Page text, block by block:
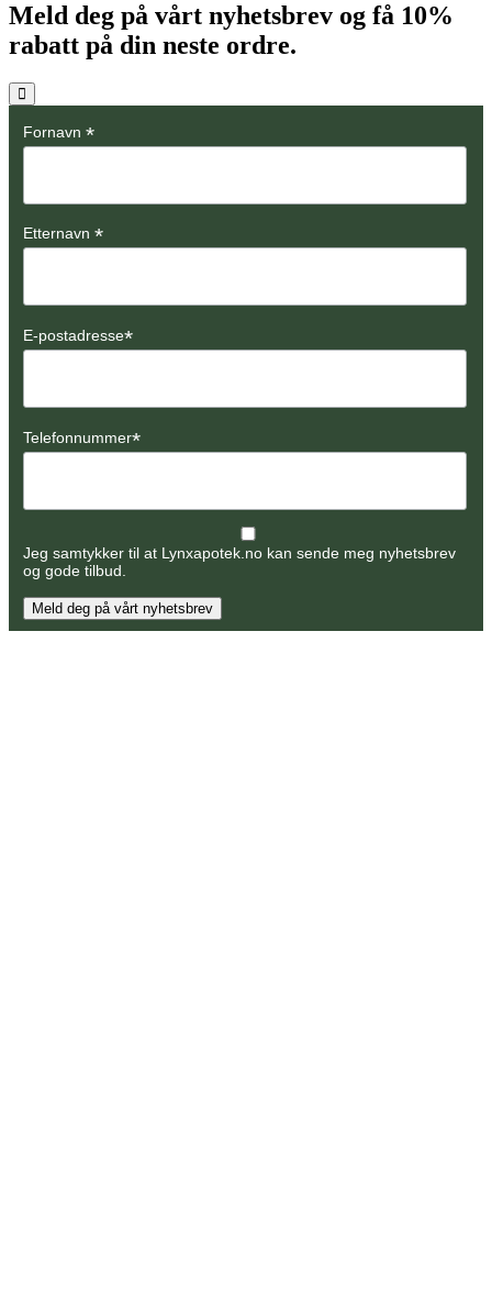
Meld deg på vårt nyhetsbrev og få 10%
rabatt på din neste ordre.
Fornavn *
Etternavn *
E-postadresse*
Telefonnummer*
Jeg samtykker til at Lynxapotek.no kan sende meg nyhetsbrev
og gode tilbud.
Meld deg på vårt nyhetsbrev